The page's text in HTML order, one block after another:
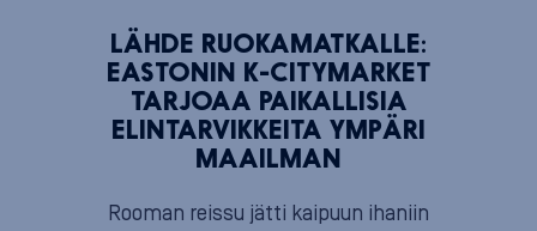
LÄHDE RUOKAMATKALLE:
EASTONIN K-CITYMARKET
TARJOAA PAIKALLISIA
ELINTARVIKKEITA YMPÄRI
MAAILMAN
Rooman reissu jätti kaipuun ihaniin